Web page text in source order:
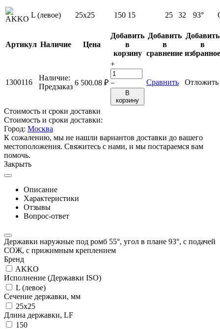
L (левое) 25x25 150 15 25 32 93°
Артикул Наличие Цена
Добавить
в
корзину
Добавить
в
сравнение
Добавить
в
избранное
1300116
Наличие:
Предзаказ 6 500.08 ₽
+
−
В
корзину
Сравнить Отложить
Стоимость и сроки доставки
Стоимость и сроки доставки:
Город: Москва
К сожалению, мы не нашли вариантов доставки до вашего
местоположения. Свяжитесь с нами, и мы постараемся вам
помочь.
Закрыть
Описание
Характеристики
Отзывы
Вопрос-ответ
Державки наружные под ромб 55°, угол в плане 93°, с подачей
СОЖ, с прижимным креплением
Бренд
AKKO
Исполнение (Державки ISO)
L (левое)
Сечение державки, мм
25x25
Длина державки, LF
150